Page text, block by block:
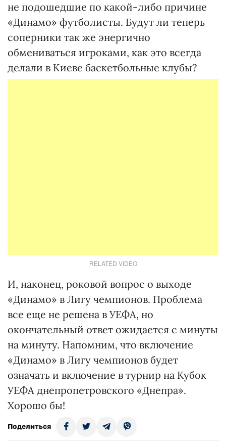
не подошедшие по какой-либо причине
«Динамо» футболисты. Будут ли теперь
соперники так же энергично
обмениваться игроками, как это всегда
делали в Киеве баскетбольные клубы?
RELATED VIDEO
И, наконец, роковой вопрос о выходе
«Динамо» в Лигу чемпионов. Проблема
все еще не решена в УЕФА, но
окончательный ответ ожидается с минуты
на минуту. Напомним, что включение
«Динамо» в Лигу чемпионов будет
означать и включение в турнир на Кубок
УЕФА днепропетровского «Днепра».
Хорошо бы!
Поделиться